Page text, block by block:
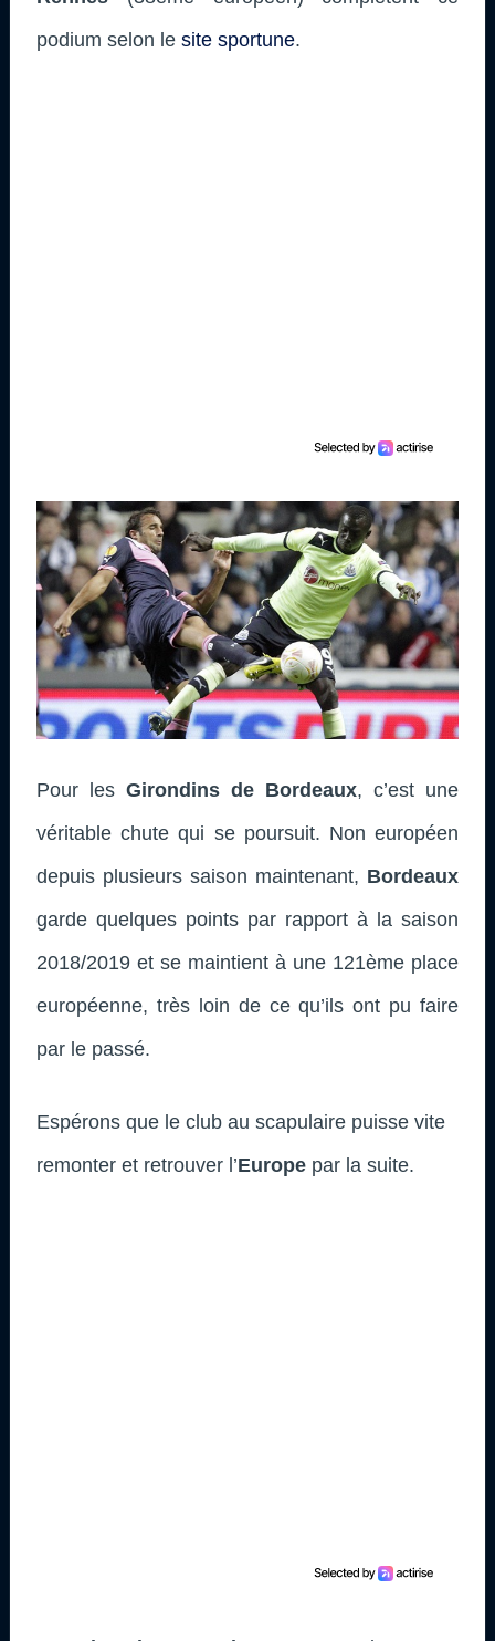
podium selon le site sportune.
Pour les Girondins de Bordeaux, c’est une
véritable chute qui se poursuit. Non européen
depuis plusieurs saison maintenant, Bordeaux
garde quelques points par rapport à la saison
2018/2019 et se maintient à une 121ème place
européenne, très loin de ce qu’ils ont pu faire
par le passé.
Espérons que le club au scapulaire puisse vite
remonter et retrouver l’Europe par la suite.